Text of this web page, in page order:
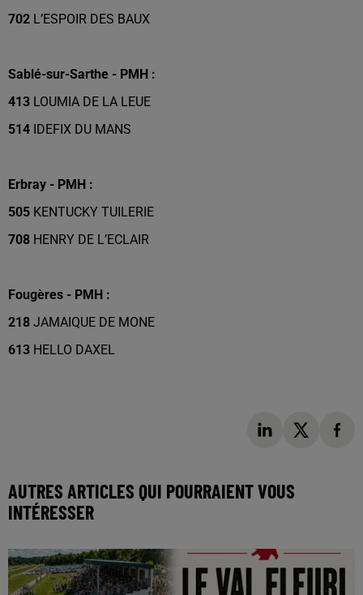
702 L’ESPOIR DES BAUX
Sablé-sur-Sarthe - PMH :
413 LOUMIA DE LA LEUE
514 IDEFIX DU MANS
Erbray - PMH :
505 KENTUCKY TUILERIE
708 HENRY DE L’ECLAIR
Fougères - PMH :
218 JAMAIQUE DE MONE
613 HELLO DAXEL
AUTRES ARTICLES QUI POURRAIENT VOUS
INTÉRESSER